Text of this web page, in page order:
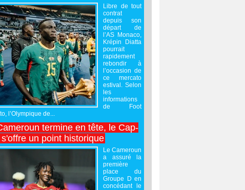
Libre de tout
contrat
depuis son
départ de
l’AS Monaco,
Krépin Diatta
pourrait
rapidement
rebondir à
l’occasion de
ce mercato
estival. Selon
les
informations
de Foot
l’Olympique de...
termine en tête, le Cap-
un point historique
Le Cameroun
a assuré la
première
place du
Groupe D en
concédant le